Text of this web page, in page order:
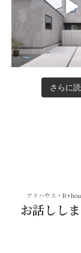
さらに
アドハウス・
お話しし